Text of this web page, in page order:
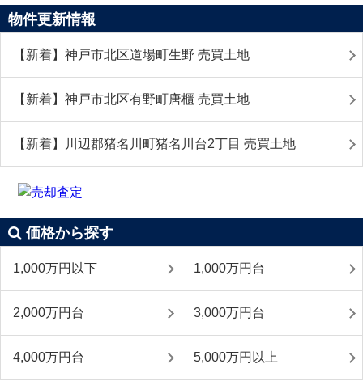
物件更新情報
【新着】神戸市北区道場町生野 売買土地
【新着】神戸市北区有野町唐櫃 売買土地
【新着】川辺郡猪名川町猪名川台2丁目 売買土地
価格から探す
1,000万円以下 1,000万円台
2,000万円台 3,000万円台
4,000万円台 5,000万円以上